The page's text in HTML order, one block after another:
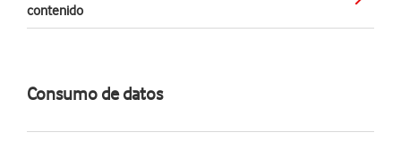
contenido
Consumo de datos